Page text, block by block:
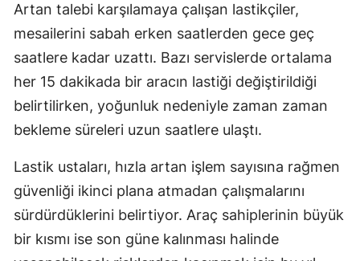
Konya
Kütahya
Malatya
Manisa
Mardin
Muğla
Muş
Artan talebi karşılamaya çalışan lastikçiler,
mesailerini sabah erken saatlerden gece geç
saatlere kadar uzattı. Bazı servislerde ortalama
her 15 dakikada bir aracın lastiği değiştirildiği
belirtilirken, yoğunluk nedeniyle zaman zaman
bekleme süreleri uzun saatlere ulaştı.
Lastik ustaları, hızla artan işlem sayısına rağmen
güvenliği ikinci plana atmadan çalışmalarını
sürdürdüklerini belirtiyor. Araç sahiplerinin büyük
bir kısmı ise son güne kalınması halinde